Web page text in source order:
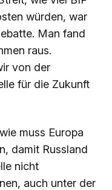
würden, war
Man fand
raus.
von der
für die Zukunft
muss Europa
damit Russland
nicht
auch unter der